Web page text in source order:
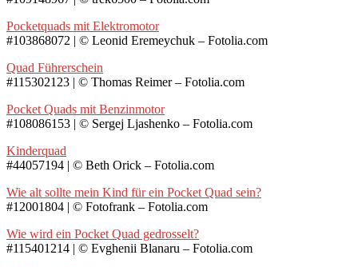
Pocketquads mit Elektromotor
#103868072 | © Leonid Eremeychuk – Fotolia.com
Quad Führerschein
#115302123 | © Thomas Reimer – Fotolia.com
Pocket Quads mit Benzinmotor
#108086153 | © Sergej Ljashenko – Fotolia.com
Kinderquad
#44057194 | © Beth Orick – Fotolia.com
Wie alt sollte mein Kind für ein Pocket Quad sein?
#12001804 | © Fotofrank – Fotolia.com
Wie wird ein Pocket Quad gedrosselt?
#115401214 | © Evghenii Blanaru – Fotolia.com